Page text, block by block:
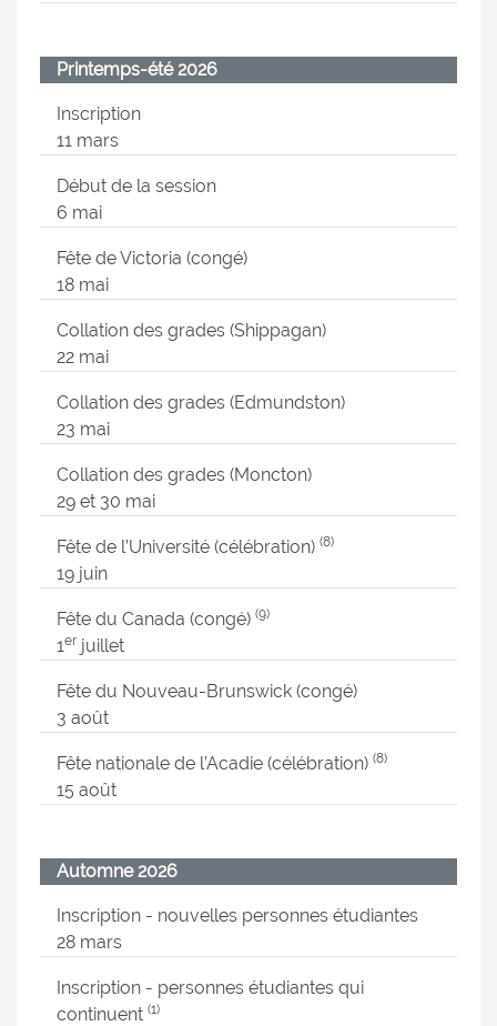
Printemps-été 2026
Inscription
11 mars
Début de la session
6 mai
Fête de Victoria (congé)
18 mai
Collation des grades (Shippagan)
22 mai
Collation des grades (Edmundston)
23 mai
Collation des grades (Moncton)
29 et 30 mai
Fête de l’Université (célébration) (8)
19 juin
Fête du Canada (congé) (9)
1er juillet
Fête du Nouveau-Brunswick (congé)
3 août
Fête nationale de l’Acadie (célébration) (8)
15 août
Automne 2026
Inscription - nouvelles personnes étudiantes
28 mars
Inscription - personnes étudiantes qui
continuent (1)